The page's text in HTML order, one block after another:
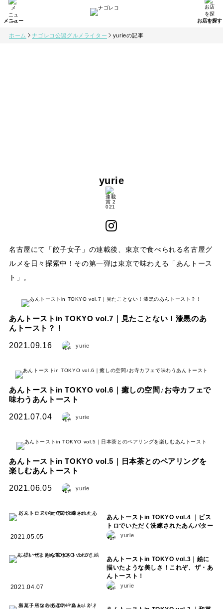
ホーム ナゴレコ公認グルメライター yurieの記事
yurie
名古屋にて「餃子女子」の連載後、東京で食べられる名古屋グ
ルメを日々探索中！その第一弾は東京で味わえる「あんトース
ト」。
あんトーストin TOKYO vol.7｜見たことない！漆黒のあ
んトースト？！
2021.09.16 yurie
あんトーストin TOKYO vol.6｜癒しの空間♪お寺カフェで
味わうあんトースト
2021.07.04 yurie
あんトーストin TOKYO vol.5｜日本茶とのペアリングを
楽しむあんトースト
2021.06.05 yurie
2021.05.05
あんトーストin TOKYO vol.4 ｜ビス
トロでいただく洗練されたあんバター
yurie
2021.04.07
あんトーストin TOKYO vol.3｜絵に
描いたような美しさ！これぞ、ザ・あ
んトースト！
yurie